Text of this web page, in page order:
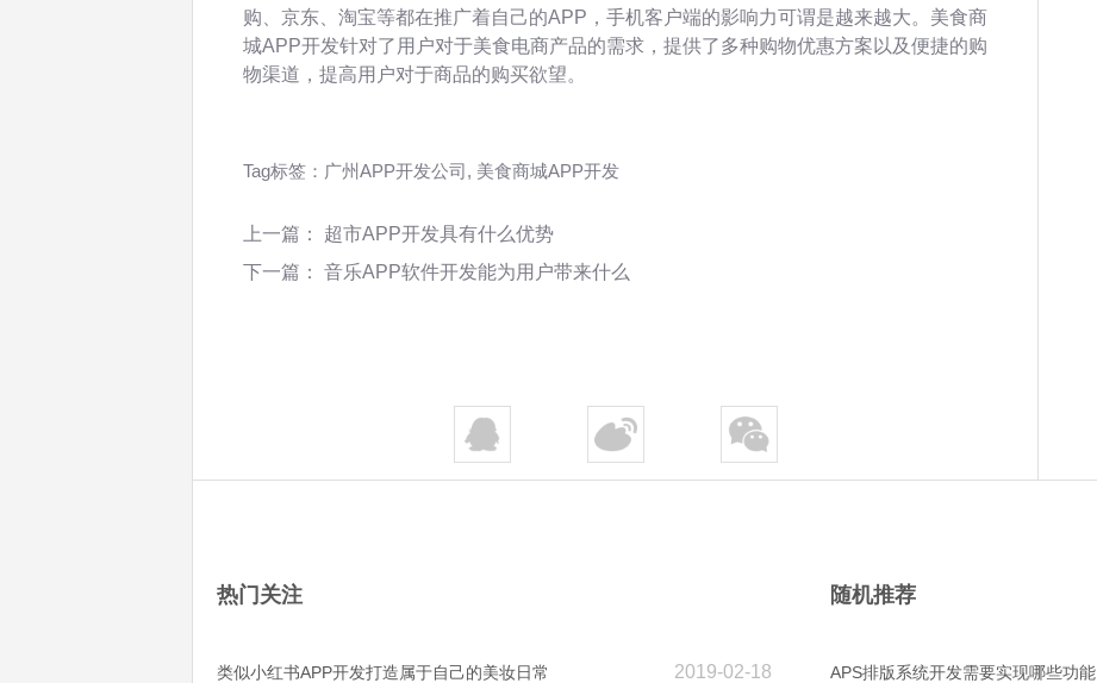
购、京东、淘宝等都在推广着自己的APP，手机客户端的影响力可谓是越来越大。美食商
城APP开发针对了用户对于美食电商产品的需求，提供了多种购物优惠方案以及便捷的购
物渠道，提高用户对于商品的购买欲望。
Tag标签： 广州APP开发公司 , 美食商城APP开发
上一篇： 超市APP开发具有什么优势
下一篇： 音乐APP软件开发能为用户带来什么
热门关注
2019-02-18
类似小红书APP开发打造属于自己的美妆日常
随机推荐
APS排版系统开发需要实现哪些功能